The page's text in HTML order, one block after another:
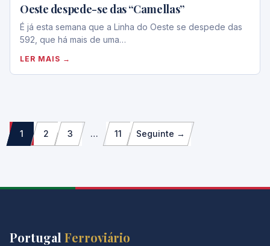
Oeste despede-se das “Camellas”
É já esta semana que a Linha do Oeste se despede das
592, que há mais de uma…
LER MAIS →
Paginação
dos
1 2 3 … 11 Seguinte →
Portugal Ferroviário